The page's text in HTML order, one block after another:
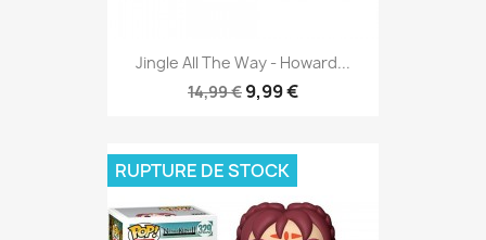
Jingle All The Way - Howard...
14,99 € 9,99 €
RUPTURE DE STOCK